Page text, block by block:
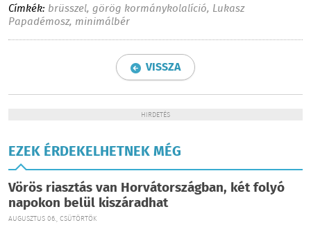
Címkék: brüsszel, görög kormánykolalíció, Lukasz
Papadémosz, minimálbér
VISSZA
HIRDETÉS
EZEK ÉRDEKELHETNEK MÉG
Vörös riasztás van Horvátországban, két folyó
napokon belül kiszáradhat
AUGUSZTUS 06., CSÜTÖRTÖK